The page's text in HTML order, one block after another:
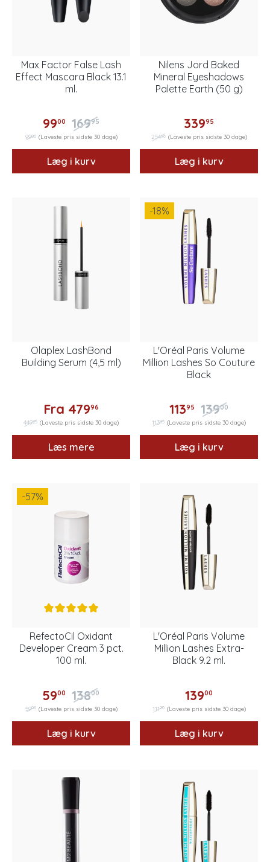
Max Factor False Lash
Effect Mascara Black 13.1
ml.
9900 16995
9900 (Laveste pris sidste 30 dage)
Læg i kurv
Nilens Jord Baked
Mineral Eyeshadows
Palette Earth (50 g)
33995
25496 (Laveste pris sidste 30 dage)
Læg i kurv
Olaplex LashBond
Building Serum (4,5 ml)
Fra 47996
44925 (Laveste pris sidste 30 dage)
Læs mere
-18%
L'Oréal Paris Volume
Million Lashes So Couture
Black
11395 13900
11395 (Laveste pris sidste 30 dage)
Læg i kurv
-57%
RefectoCil Oxidant
Developer Cream 3 pct.
100 ml.
5900 13800
5900 (Laveste pris sidste 30 dage)
Læg i kurv
L'Oréal Paris Volume
Million Lashes Extra-
Black 9.2 ml.
13900
11120 (Laveste pris sidste 30 dage)
Læg i kurv